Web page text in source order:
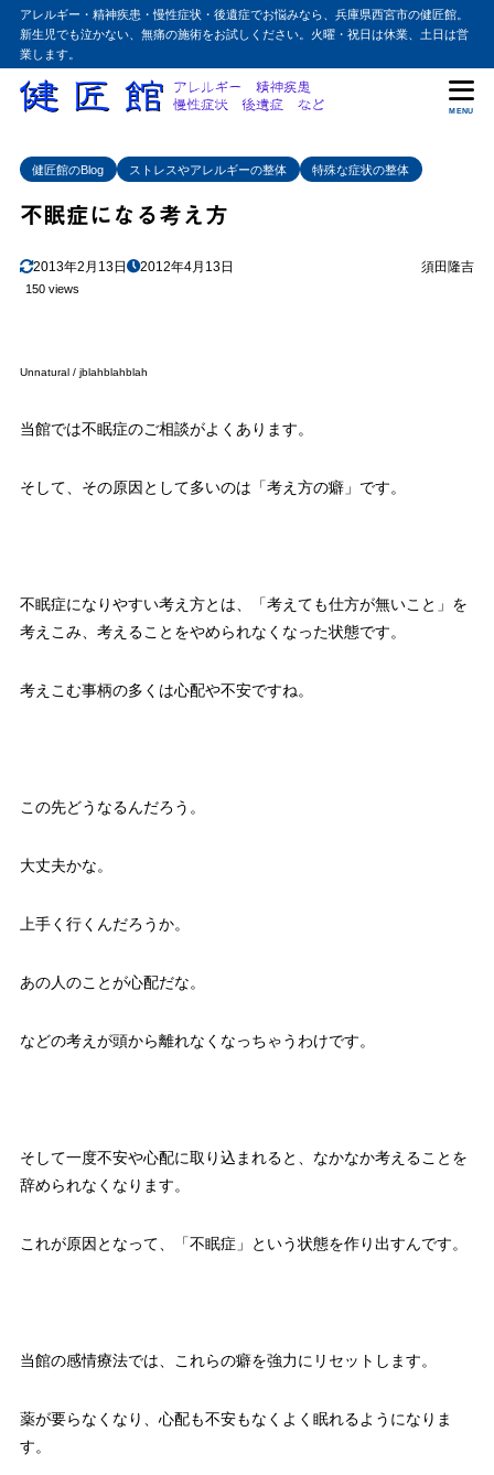
アレルギー・精神疾患・慢性症状・後遺症でお悩みなら、兵庫県西宮市の健匠館。
新生児でも泣かない、無痛の施術をお試しください。火曜・祝日は休業、土日は営
業します。
MENU
健匠館のBlog ストレスやアレルギーの整体 特殊な症状の整体
不眠症になる考え方
2013年2月13日 2012年4月13日 須田隆吉
150 views
Unnatural / jblahblahblah
当館では不眠症のご相談がよくあります。
そして、その原因として多いのは「考え方の癖」です。
不眠症になりやすい考え方とは、「考えても仕方が無いこと」を
考えこみ、考えることをやめられなくなった状態です。
考えこむ事柄の多くは心配や不安ですね。
この先どうなるんだろう。
大丈夫かな。
上手く行くんだろうか。
あの人のことが心配だな。
などの考えが頭から離れなくなっちゃうわけです。
そして一度不安や心配に取り込まれると、なかなか考えることを
辞められなくなります。
これが原因となって、「不眠症」という状態を作り出すんです。
当館の感情療法では、これらの癖を強力にリセットします。
薬が要らなくなり、心配も不安もなくよく眠れるようになりま
す。